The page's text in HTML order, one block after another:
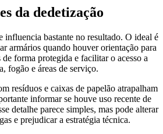
da dedetização
influencia bastante no resultado. O ideal é
armários quando houver orientação para
forma protegida e facilitar o acesso a
fogão e áreas de serviço.
resíduos e caixas de papelão atrapalham
informar se houve uso recente de
detalhe parece simples, mas pode alterar
e prejudicar a estratégia técnica.